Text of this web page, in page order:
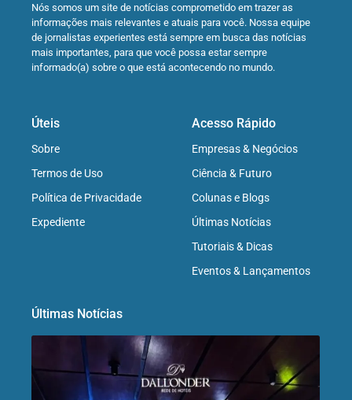
Nós somos um site de notícias comprometido em trazer as
informações mais relevantes e atuais para você. Nossa equipe
de jornalistas experientes está sempre em busca das notícias
mais importantes, para que você possa estar sempre
informado(a) sobre o que está acontecendo no mundo.
Úteis
Sobre
Termos de Uso
Política de Privacidade
Expediente
Acesso Rápido
Empresas & Negócios
Ciência & Futuro
Colunas e Blogs
Últimas Notícias
Tutoriais & Dicas
Eventos & Lançamentos
Últimas Notícias